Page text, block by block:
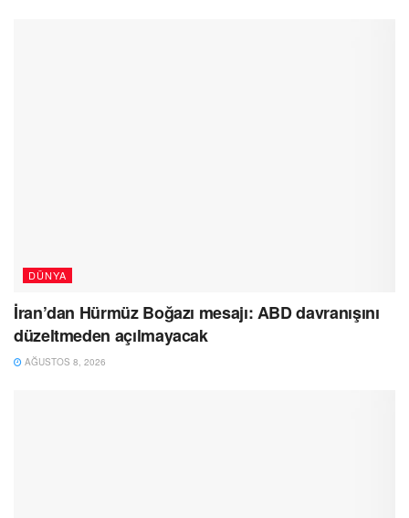
DÜNYA
İran’dan Hürmüz Boğazı mesajı: ABD davranışını
düzeltmeden açılmayacak
AĞUSTOS 8, 2026